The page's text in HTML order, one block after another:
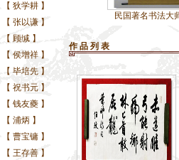
【 狄学耕 】
【 张以谦 】
【 顾缄 】
【 侯增祥 】
【 毕培先 】
【 祝书元 】
【 钱友夔 】
【 浦炳 】
【 曹宝镛 】
【 王存善 】
民国著名书法大师任政
作 品 列 表